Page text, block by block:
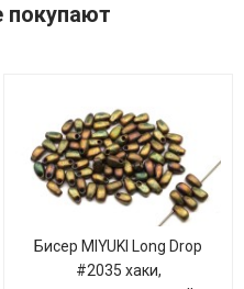
покупают
Бисер MIYUKI Long Drop
#2035 хаки,